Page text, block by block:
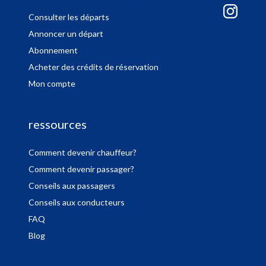
Consulter les départs
Annoncer un départ
Abonnement
Acheter des crédits de réservation
Mon compte
ressources
Comment devenir chauffeur?
Comment devenir passager?
Conseils aux passagers
Conseils aux conducteurs
FAQ
Blog